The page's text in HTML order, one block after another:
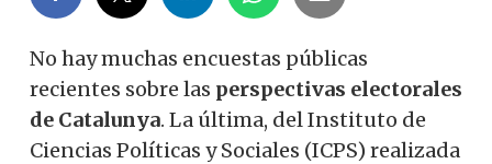
No hay muchas encuestas públicas
recientes sobre las perspectivas electorales
de Catalunya. La última, del Instituto de
Ciencias Políticas y Sociales (ICPS) realizada